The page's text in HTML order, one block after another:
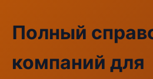
Полный
компаний для